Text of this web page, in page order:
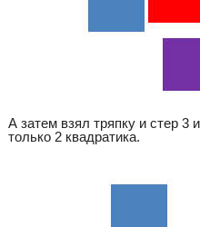
А затем взял тряпку и стер 3
только 2 квадратика.